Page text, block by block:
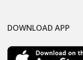
DOWNLOAD APP